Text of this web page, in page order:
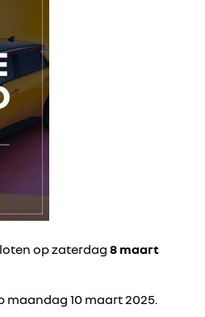
op zaterdag 8 maart
maandag 10 maart 2025.